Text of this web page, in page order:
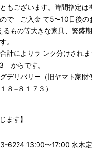
もございます。時間指定
ので ご入金 て5〜10日後の
るもの等大きな家具、繁
。
計によりラ ンク分けされま
からです。
デリバリー （旧ヤマト家財
８−８１７３）
ます】
6224 13:00〜17:00 水木